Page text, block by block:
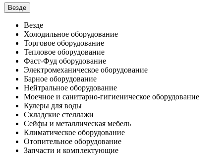
Везде
Везде
Холодильное оборудование
Торговое оборудование
Тепловое оборудование
Фаст-Фуд оборудование
Электромеханическое оборудование
Барное оборудование
Нейтральное оборудование
Моечное и санитарно-гигиеническое оборудование
Кулеры для воды
Складские стеллажи
Сейфы и металлическая мебель
Климатическое оборудование
Отопительное оборудование
Запчасти и комплектующие